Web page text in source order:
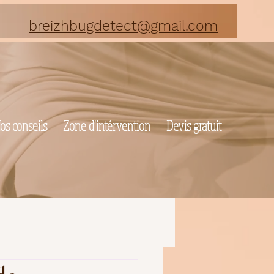
breizhbugdetect@gmail.com
conseils Zone d'intérvention Devis gratuit